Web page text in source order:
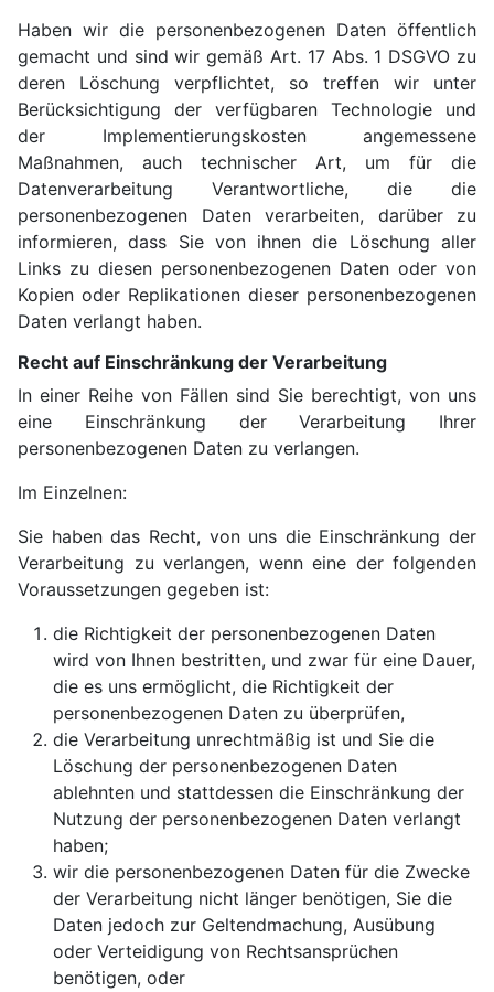
Haben wir die personenbezogenen Daten öffentlich
gemacht und sind wir gemäß Art. 17 Abs. 1 DSGVO zu
deren Löschung verpflichtet, so treffen wir unter
Berücksichtigung der verfügbaren Technologie und
der Implementierungskosten angemessene
Maßnahmen, auch technischer Art, um für die
Datenverarbeitung Verantwortliche, die die
personenbezogenen Daten verarbeiten, darüber zu
informieren, dass Sie von ihnen die Löschung aller
Links zu diesen personenbezogenen Daten oder von
Kopien oder Replikationen dieser personenbezogenen
Daten verlangt haben.
Recht auf Einschränkung der Verarbeitung
In einer Reihe von Fällen sind Sie berechtigt, von uns
eine Einschränkung der Verarbeitung Ihrer
personenbezogenen Daten zu verlangen.
Im Einzelnen:
Sie haben das Recht, von uns die Einschränkung der
Verarbeitung zu verlangen, wenn eine der folgenden
Voraussetzungen gegeben ist:
die Richtigkeit der personenbezogenen Daten
wird von Ihnen bestritten, und zwar für eine Dauer,
die es uns ermöglicht, die Richtigkeit der
personenbezogenen Daten zu überprüfen,
die Verarbeitung unrechtmäßig ist und Sie die
Löschung der personenbezogenen Daten
ablehnten und stattdessen die Einschränkung der
Nutzung der personenbezogenen Daten verlangt
haben;
wir die personenbezogenen Daten für die Zwecke
der Verarbeitung nicht länger benötigen, Sie die
Daten jedoch zur Geltendmachung, Ausübung
oder Verteidigung von Rechtsansprüchen
benötigen, oder